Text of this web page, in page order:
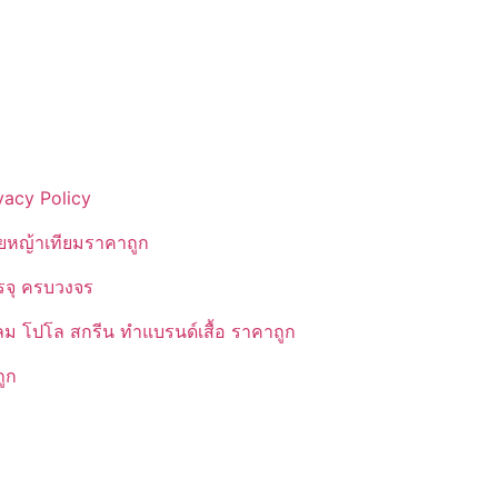
Policy
หญ้าเทียมราคาถูก
ครบวงจร
โปโล สกรีน ทำแบรนด์เสื้อ ราคาถูก
ก